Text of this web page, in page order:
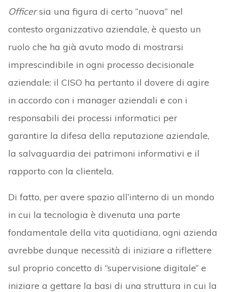
Officersia una figura di certo “nuova” nel
contesto organizzativo aziendale, è questo un
ruolo che ha già avuto modo di mostrarsi
imprescindibile in ogni processo decisionale
aziendale: il CISO ha pertanto il dovere di agire
in accordo con i manager aziendali e con i
responsabili dei processi informatici per
garantire la difesa della reputazione aziendale,
la salvaguardia dei patrimoni informativi e il
rapporto con la clientela.
Di fatto, per avere spazio all’interno di un mondo
in cui la tecnologia è divenuta una parte
fondamentale della vita quotidiana, ogni azienda
avrebbe dunque necessità di iniziare a riflettere
sul proprio concetto di “supervisione digitale” e
iniziare a gettare la basi di una struttura in cui la